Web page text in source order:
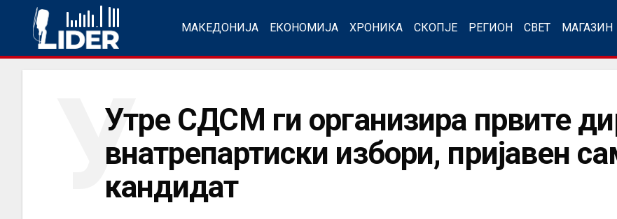
МАКЕДОНИЈА ЕКОНОМИЈА ХРОНИКА СКОПЈЕ РЕГИОН СВЕТ МАГАЗИН
Утре СДСМ ги организира првите
внатрепартиски избори, пријавен
кандидат
У